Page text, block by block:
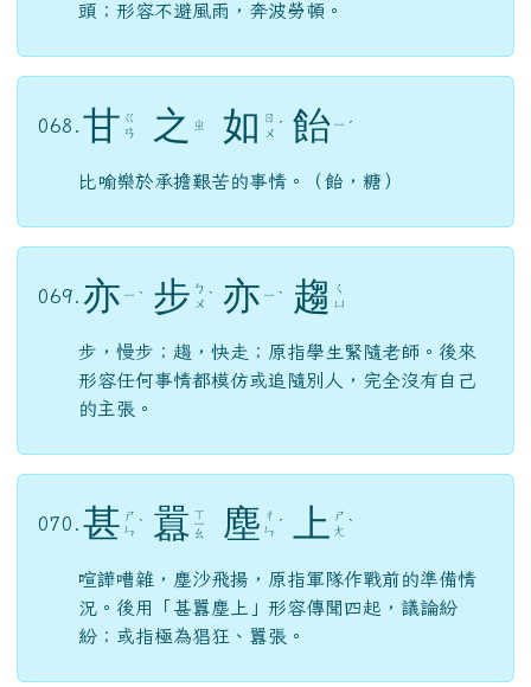
頭；形容不避風雨，奔波勞頓。
068. 甘 ㄍ
ㄢ
之 ㄓ 如 ㄖ
ㄨ ˊ 飴 ㄧ ˊ
比喻樂於承擔艱苦的事情。（飴，糖）
069. 亦 ㄧ ˋ 步 ㄅ
ㄨ ˋ 亦 ㄧ ˋ 趨
ㄑ
ㄩ
步，慢步；趨，快走；原指學生緊隨老師。後來
形容任何事情都模仿或追隨別人，完全沒有自己
的主張。
070. 甚 ㄕ
ㄣ ˋ 囂 ㄒ
ㄧ
ㄠ 塵 ㄔ
ㄣ ˊ 上
ㄕ
ㄤ ˋ
喧譁嘈雜，塵沙飛揚，原指軍隊作戰前的準備情
況。後用「甚囂塵上」形容傳聞四起，議論紛
紛；或指極為猖狂、囂張。